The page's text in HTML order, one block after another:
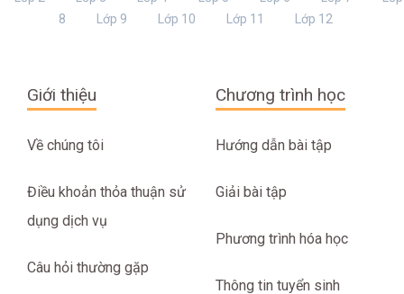
8
Lớp 9 Lớp 10 Lớp 11 Lớp 12
Giới thiệu
Về chúng tôi
Điều khoản thỏa thuận sử
dụng dịch vụ
Câu hỏi thường gặp
Chương trình học
Hướng dẫn bài tập
Giải bài tập
Phương trình hóa học
Thông tin tuyển sinh